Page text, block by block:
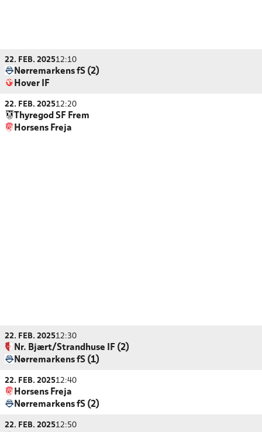
22. FEB. 202512:10
Nørremarkens fS (2)
Hover IF
22. FEB. 202512:20
Thyregod SF Frem
Horsens Freja
22. FEB. 202512:30
Nr. Bjært/Strandhuse IF (2)
Nørremarkens fS (1)
22. FEB. 202512:40
Horsens Freja
Nørremarkens fS (2)
22. FEB. 202512:50